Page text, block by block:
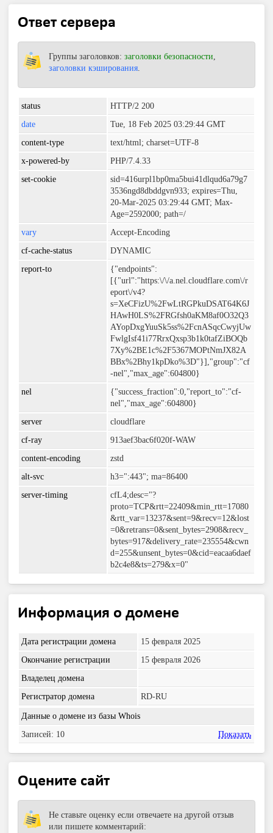
Ответ сервера
Группы заголовков:заголовки безопасности,
заголовки кэширования.
status
HTTP/2 200
date
Tue, 18 Feb 2025 03:29:44 GMT
content-type
text/html; charset=UTF-8
x-powered-by
PHP/7.4.33
set-cookie
sid=416urpl1bp0ma5bui41dlqud6a79g7
3536ngd8dbddgvn933; expires=Thu,
20-Mar-2025 03:29:44 GMT; Max-
Age=2592000; path=/
vary
Accept-Encoding
cf-cache-status
DYNAMIC
report-to
{"endpoints":
[{"url":"https:\/\/a.nel.cloudflare.com\/r
eport\/v4?
s=XeCFizU%2FwLtRGPkuDSAT64K6J
HAwH0LS%2FRGfsh0aKM8af0O32Q3
AYopDxgYuuSk5ss%2FcnASqcCwyjUw
FwlgIsf41i77RrxQxsp3b1k0tafZiBOQb
7Xy%2BE1c%2F5367MOPtNmJX82A
BBx%2Bhy1kpDko%3D"}],"group":"cf
-nel","max_age":604800}
nel
{"success_fraction":0,"report_to":"cf-
nel","max_age":604800}
server
cloudflare
cf-ray
913aef3bac6f020f-WAW
content-encoding
zstd
alt-svc
h3=":443"; ma=86400
server-timing
cfL4;desc="?
proto=TCP&rtt=22409&min_rtt=17080
&rtt_var=13237&sent=9&recv=12&lost
=0&retrans=0&sent_bytes=2908&recv_
bytes=917&delivery_rate=235554&cwn
d=255&unsent_bytes=0&cid=eacaa6daef
b2c4e8&ts=279&x=0"
Информация о домене
Дата регистрации домена
15 февраля 2025
Окончание регистрации
15 февраля 2026
Владелец домена
Регистратор домена
RD-RU
Данные о домене из базы Whois
Записей: 10
Показать
Оцените сайт
Не ставьте оценку если отвечаете на другой отзыв
или пишете комментарий: